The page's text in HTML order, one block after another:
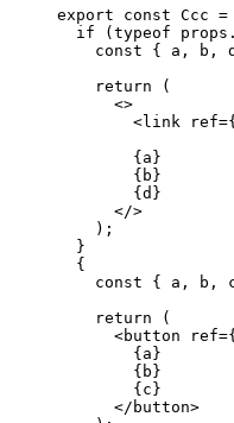
export const Ccc =
if (typeof
const { a, b,
    return (
      <>
<link
        {a}
        {b}
        {d}
      </>
    );
  }
  {
const { a, b,
    return (
<button
        {a}
        {b}
        {c}
      </button>